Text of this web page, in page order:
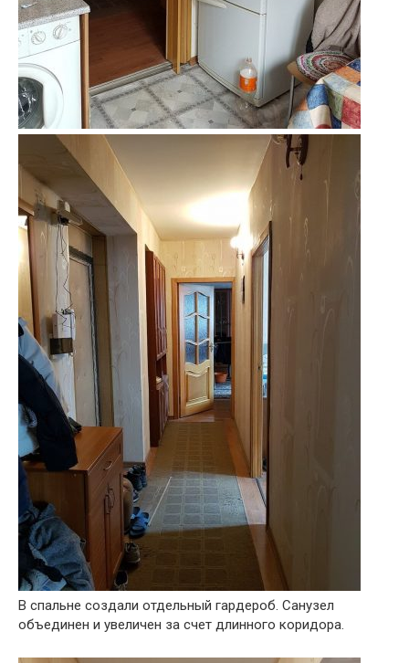
В спальне создали отдельный гардероб. Санузел
объединен и увеличен за счет длинного коридора.